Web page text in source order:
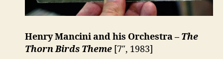
Henry Mancini and his Orchestra – The
Thorn Birds Theme [7″, 1983]